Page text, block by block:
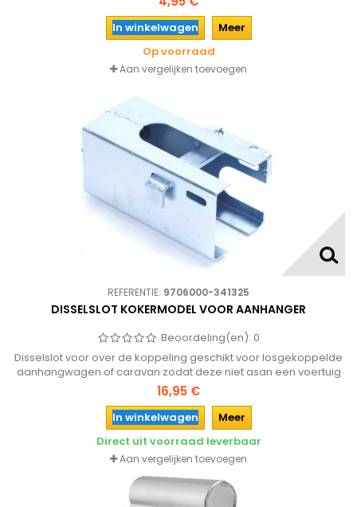
In winkelwagen
Meer
Op voorraad
Aan vergelijken toevoegen
REFERENTIE: 9706000-341325
DISSELSLOT KOKERMODEL VOOR AANHANGER
Beoordeling(en): 0
Disselslot voor over de koppeling geschikt voor losgekoppelde
aanhangwagen of caravan zodat deze niet asan een voertuig
vastgekoppeld kan worden.
16,95 €
In winkelwagen
Meer
Direct uit voorraad leverbaar
Aan vergelijken toevoegen